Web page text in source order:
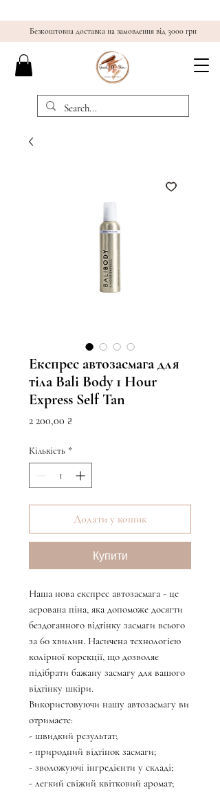
Безкоштовна доставка на замовлення від 3000 грн
Експрес автозасмага для
тіла Bali Body 1 Hour
Express Self Tan
2 200,00 ₴
Кількість *
Додати у кошик
Купити
Наша нова експрес автозасмага - це
аерована піна, яка допоможе досягти
бездоганного відтінку засмаги всього
за 60 хвилин. Насичена технологією
колірної корекції, що дозволяє
підібрати бажану засмагу для вашого
відтінку шкіри.
Використовуючи нашу автозасмагу ви
отримаєте:
- швидкий результат;
- природний відтінок засмаги;
- зволожуючі інгредієнти у складі;
- легкий свіжий квітковий аромат;